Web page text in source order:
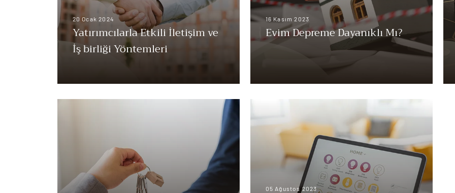
20 Ocak 2024
Yatırımcılarla Etkili İletişim ve
İş birliği Yöntemleri
16 Kasım 2023
Evim Depreme Dayanıklı Mı?
05 Ağustos 2023